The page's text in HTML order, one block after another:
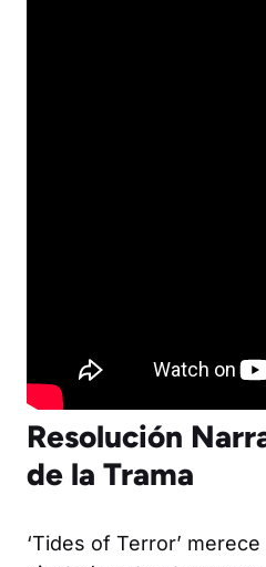
Resolución
de la Trama
‘Tides of Terror’